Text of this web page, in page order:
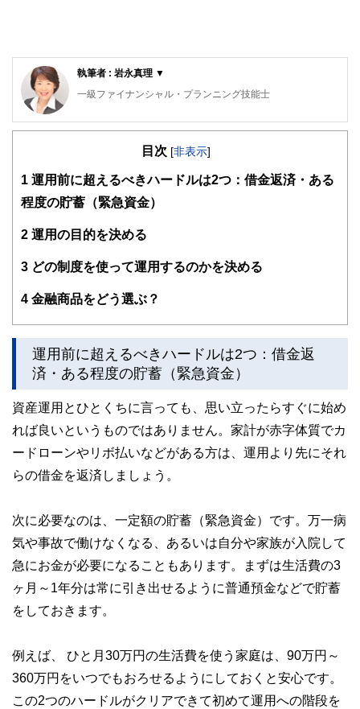
執筆者 : 岩永真理 ▼
一級ファイナンシャル・プランニング技能士
CFP®
般財団法人女性労働協会 認定講師。IFPコンフォート代表
センブルグ赴任等を含め10年超勤務。結婚後は夫の転勤に伴
年以上在住。ロンドンでは、現地の小学生に日本文化を伝え
CFP®として独立後は、個別相談・セミナー講師・執筆など
幅広い世代のライフプランに基づく資産運用、リタイアメン
な視点からの柔軟な提案を心掛けている。
右すると考え、学校教育でこれらの知識が身につく社会にな
ることを提唱している。
ホームページ：http://www.iwanaga-mari-fp.jp/
目次 [非表示]
1 運用前に超えるべきハードルは2つ：借金返済・ある
程度の貯蓄（緊急資金）
2 運用の目的を決める
3 どの制度を使って運用するのかを決める
4 金融商品をどう選ぶ？
運用前に超えるべきハードルは2つ：借金返
済・ある程度の貯蓄（緊急資金）
資産運用とひとくちに言っても、思い立ったらすぐに始め
れば良いというものではありません。家計が赤字体質でカ
ードローンやリボ払いなどがある方は、運用より先にそれ
らの借金を返済しましょう。
次に必要なのは、一定額の貯蓄（緊急資金）です。万一病
気や事故で働けなくなる、あるいは自分や家族が入院して
急にお金が必要になることもあります。まずは生活費の3
ヶ月～1年分は常に引き出せるように普通預金などで貯蓄
をしておきます。
例えば、 ひと月30万円の生活費を使う家庭は、90万円～
360万円をいつでもおろせるようにしておくと安心です。
この2つのハードルがクリアできて初めて運用への階段を